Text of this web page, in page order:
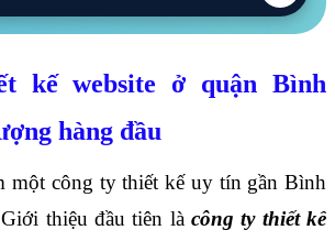
kế website ở quận Bình
hàng đầu
một công ty thiết kế uy tín gần Bình
thiệu đầu tiên là công ty thiết kế